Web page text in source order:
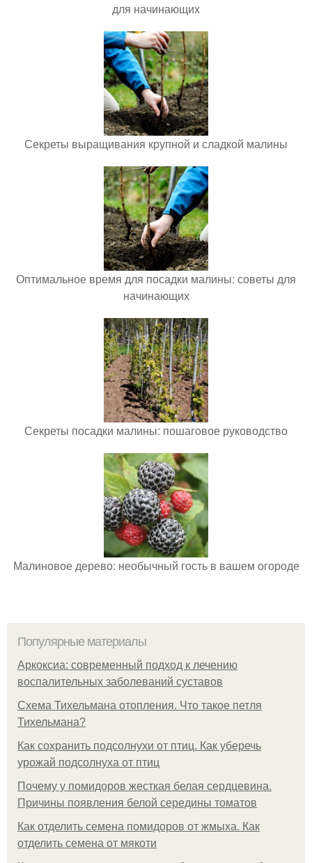
для начинающих
Секреты выращивания крупной и сладкой малины
Оптимальное время для посадки малины: советы для
начинающих
Секреты посадки малины: пошаговое руководство
Малиновое дерево: необычный гость в вашем огороде
Популярные материалы
Аркоксиа: современный подход к лечению
воспалительных заболеваний суставов
Схема Тихельмана отопления. Что такое петля
Тихельмана?
Как сохранить подсолнухи от птиц. Как уберечь
урожай подсолнуха от птиц
Почему у помидоров жесткая белая сердцевина.
Причины появления белой середины томатов
Как отделить семена помидоров от жмыха. Как
отделить семена от мякоти